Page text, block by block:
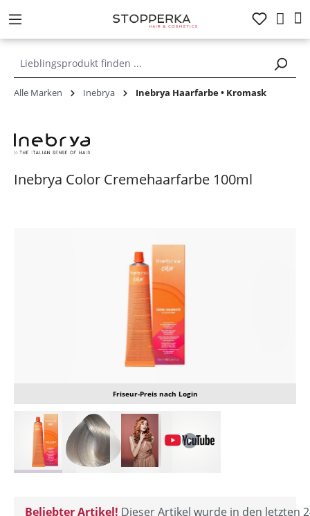
springen
Alle Marken Inebrya Inebrya Haarfarbe • Kromask
Inebrya Color Cremehaarfarbe 100ml
Friseur-Preis nach Login
Beliebter Artikel! Dieser Artikel wurde in den letzten